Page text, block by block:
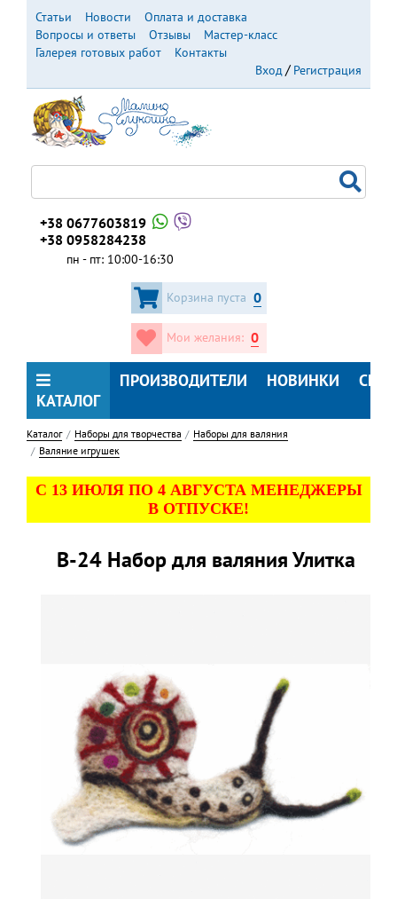
Перейти
основному
содержанию
Статьи Новости
Оплата и доставка
Вопросы и ответы
Отзывы
Мастер-класс
Галерея готовых работ
Контакты
Вход
Регистрация
+38 0677603819
+38 0958284238
пн - пт: 10:00-16:30
Корзина пуста 0
Мои желания: 0
КАТАЛОГ
ПРОИЗВОДИТЕЛИ НОВИНКИ
Каталог Наборы для творчества
Наборы для валяния
Валяние игрушек
С 13 ИЮЛЯ ПО 4 АВГУСТА МЕНЕДЖЕРЫ
В ОТПУСКЕ!
В-24 Набор для валяния Улитка